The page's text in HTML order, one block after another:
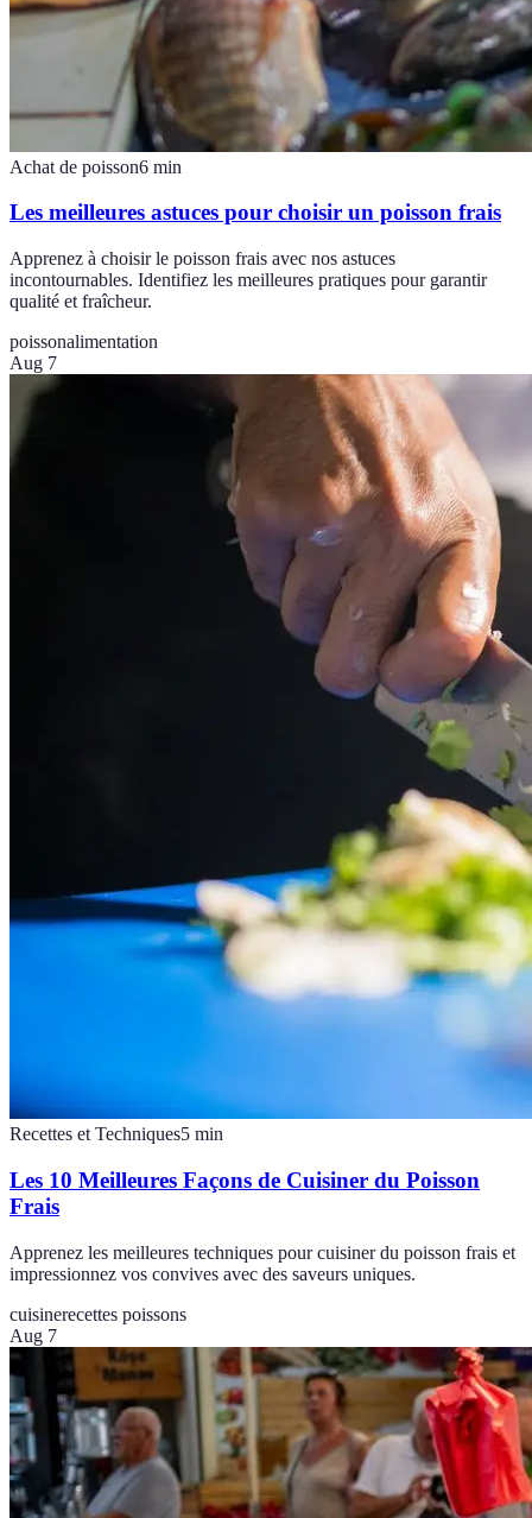
Achat de poisson6 min
Les meilleures astuces pour choisir un poisson frais
Apprenez à choisir le poisson frais avec nos astuces
incontournables. Identifiez les meilleures pratiques pour garantir
qualité et fraîcheur.
poissonalimentation
Aug 7
Recettes et Techniques5 min
Les 10 Meilleures Façons de Cuisiner du Poisson
Frais
Apprenez les meilleures techniques pour cuisiner du poisson frais et
impressionnez vos convives avec des saveurs uniques.
cuisinerecettes poissons
Aug 7